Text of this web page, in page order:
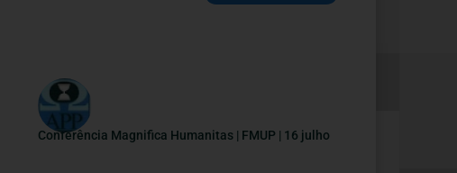
Conferência Magnifica Humanitas | FMUP | 16 julho